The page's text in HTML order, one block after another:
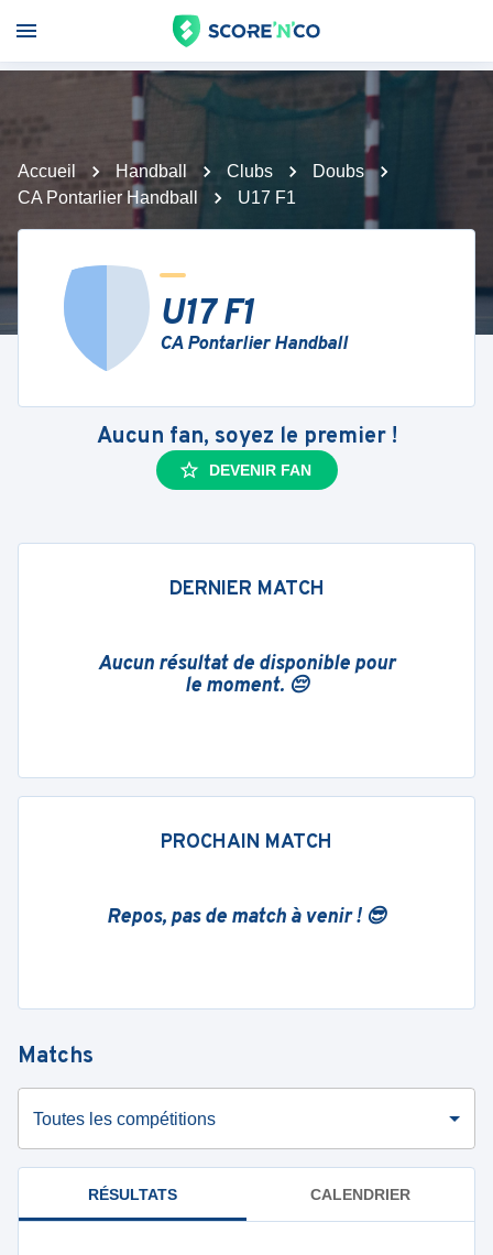
Accueil Handball Clubs
Doubs
CA Pontarlier Handball
U17 F1
U17 F1
CA Pontarlier Handball
Aucun fan, soyez le premier !
DEVENIR FAN
DERNIER MATCH
Aucun résultat de disponible pour
le moment. 😔
PROCHAIN MATCH
Repos, pas de match à venir ! 😎
Matchs
Toutes les compétitions
RÉSULTATS CALENDRIER